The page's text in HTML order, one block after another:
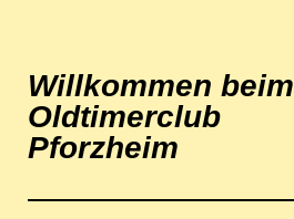
Willkommen beim
Oldtimerclub
Pforzheim